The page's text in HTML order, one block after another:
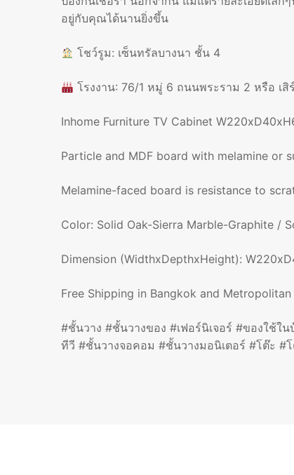
อยู่กับคุณได้นานยิ่งขึ้น
โชว์รูม: เซ็นทรัลบางนา ชั้น 4
โรงงาน: 76/1 หมู่ 6 ถนนพระราม 2 หรือ เ
Inhome Furniture TV Cabinet
Particle and MDF board with melamine or
Melamine-faced board is resistance to
Color: Solid Oak-Sierra Marble-Graphite /
Dimension (WidthxDepthxHeight):
Free Shipping in Bangkok and Metropolitan
#ชั้นวาง #ชั้นวางของ #เฟอร์นิเจอร์ #ของใช้ใ
ทีวี #ชั้นวางจอคอม #ชั้นวางมอนิเตอร์ #โต๊ะ #